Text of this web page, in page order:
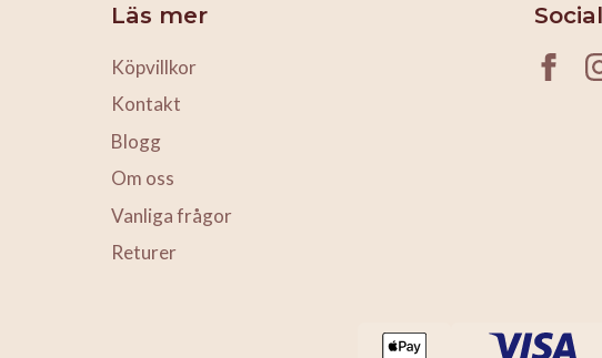
Läs mer
Köpvillkor
Kontakt
Blogg
Om oss
Vanliga frågor
Returer